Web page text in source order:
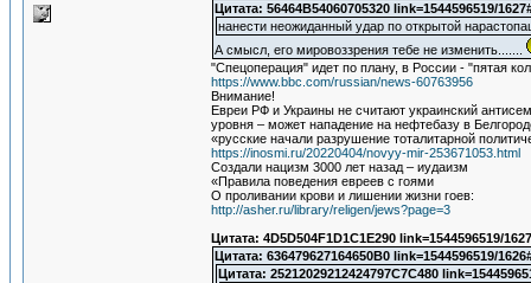
Цитата: 56464B54060705320 link=1544596519/
нанести неожиданный удар по открытой
А смысл, его мировоззрения тебе не изменить.......
"Спецоперация" идет по плану, в России - "пятая
https://www.bbc.com/russian/news-60763956
Внимание!
Евреи РФ и Украины не считают украинский
уровня – может нападение на нефтебазу в
«русские начали разрушение тоталитарной
https://inosmi.ru/20220404/novyy-mir-253671053.html
Создали нацизм 3000 лет назад – иудаизм
«Правила поведения евреев с гоями
О проливании крови и лишении жизни гоев:
http://asher.ru/library/religen/jews?page=3
Цитата: 4D5D504F1D1C1E290 link=1544596519/
Цитата: 636479627164650B0 link=1544596519/
Цитата: 25212029212424797C7C480